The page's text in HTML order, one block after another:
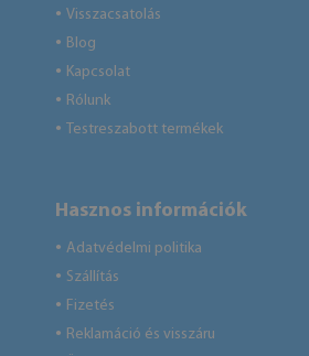
● Visszacsatolás
● Blog
● Kapcsolat
● Rólunk
● Testreszabott termékek
Hasznos információk
● Adatvédelmi politika
● Szállítás
● Fizetés
● Reklamáció és visszáru